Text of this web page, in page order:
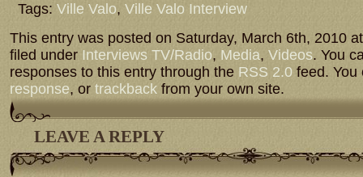
Tags: Ville Valo, Ville Valo Interview
This entry was posted on Saturday, March 6th, 2010
filed under Interviews TV/Radio, Media, Videos. You
responses to this entry through the RSS 2.0 feed.
response, or trackback from your own site.
LEAVE A REPLY